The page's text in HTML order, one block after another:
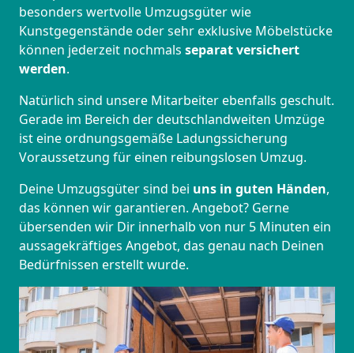
besonders wertvolle Umzugsgüter wie
Kunstgegenstände oder sehr exklusive Möbelstücke
können jederzeit nochmals separat versichert
werden.
Natürlich sind unsere Mitarbeiter ebenfalls geschult.
Gerade im Bereich der deutschlandweiten Umzüge
ist eine ordnungsgemäße Ladungssicherung
Voraussetzung für einen reibungslosen Umzug.
Deine Umzugsgüter sind bei uns in guten Händen,
das können wir garantieren. Angebot? Gerne
übersenden wir Dir innerhalb von nur 5 Minuten ein
aussagekräftiges Angebot, das genau nach Deinen
Bedürfnissen erstellt wurde.